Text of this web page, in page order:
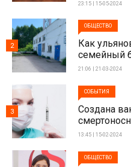
23:15 | 15-05-2024
ОБЩЕСТВО
Как
семейный
21:06 | 21-03-2024
2
СОБЫТИЯ
Создана
13:45 | 15-02-2024
3
ОБЩЕСТВО